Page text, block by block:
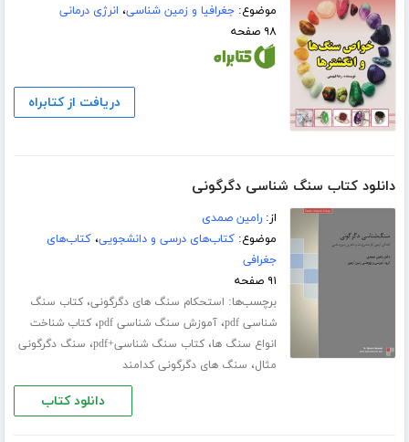
موضوع:جغرافیا و زمین شناسی، انرژی درمانی
۹۸ صفحه
دریافت از کتابراه
دانلود کتاب سنگ شناسی دگرگونی
از:رامین صمدی
موضوع:کتاب‌های درسی و دانشجویی،کتاب‌های
جغرافی
۹۱ صفحه
برچسب‌ها: استحکام سنگ های دگرگونی،کتاب سنگ
شناسی pdf
،آموزش سنگ شناسی pdf ،کتاب شناخت
انواع سنگ ها،کتاب سنگ شناسی+pdf ، سنگ دگرگونی
مثال، سنگ های دگرگونی کدامند
دانلود کتاب